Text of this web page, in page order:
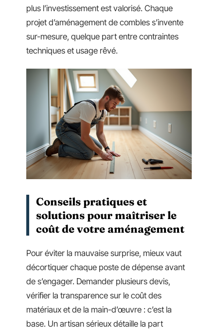
plus l’investissement est valorisé. Chaque
projet d’aménagement de combles s’invente
sur-mesure, quelque part entre contraintes
techniques et usage rêvé.
Conseils pratiques et
solutions pour maîtriser le
coût de votre aménagement
Pour éviter la mauvaise surprise, mieux vaut
décortiquer chaque poste de dépense avant
de s’engager. Demander plusieurs devis,
vérifier la transparence sur le coût des
matériaux et de la main-d’œuvre : c’est la
base. Un artisan sérieux détaille la part